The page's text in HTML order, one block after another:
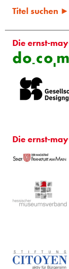
Titel suchen ►
Die ernst-
Die ernst-